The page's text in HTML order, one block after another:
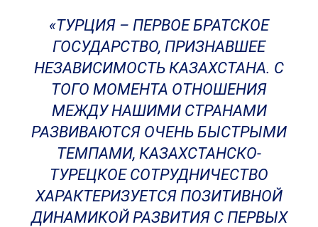
«ТУРЦИЯ – ПЕРВОЕ БРАТСКОЕ
ГОСУДАРСТВО, ПРИЗНАВШЕЕ
НЕЗАВИСИМОСТЬ КАЗАХСТАНА. С
ТОГО МОМЕНТА ОТНОШЕНИЯ
МЕЖДУ НАШИМИ СТРАНАМИ
РАЗВИВАЮТСЯ ОЧЕНЬ БЫСТРЫМИ
ТЕМПАМИ, КАЗАХСТАНСКО-
ТУРЕЦКОЕ СОТРУДНИЧЕСТВО
ХАРАКТЕРИЗУЕТСЯ ПОЗИТИВНОЙ
ДИНАМИКОЙ РАЗВИТИЯ С ПЕРВЫХ